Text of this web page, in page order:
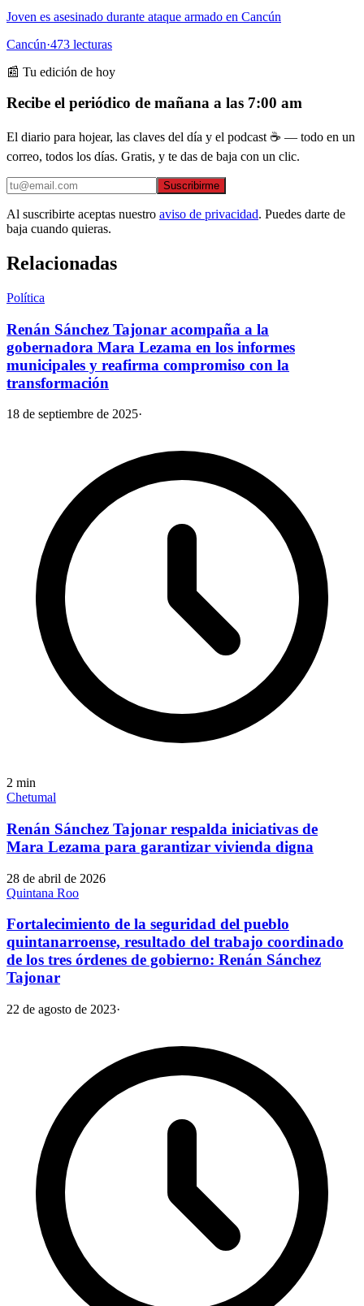
Joven es asesinado durante ataque armado en Cancún
Cancún·473 lecturas
📰 Tu edición de hoy
Recibe el periódico de mañana a las 7:00 am
El diario para hojear, las claves del día y el podcast ☕ — todo en un
correo, todos los días. Gratis, y te das de baja con un clic.
Suscribirme
Al suscribirte aceptas nuestro aviso de privacidad. Puedes darte de
baja cuando quieras.
Relacionadas
Política
Renán Sánchez Tajonar acompaña a la
gobernadora Mara Lezama en los informes
municipales y reafirma compromiso con la
transformación
18 de septiembre de 2025·
2 min
Chetumal
Renán Sánchez Tajonar respalda iniciativas de
Mara Lezama para garantizar vivienda digna
28 de abril de 2026
Quintana Roo
Fortalecimiento de la seguridad del pueblo
quintanarroense, resultado del trabajo coordinado
de los tres órdenes de gobierno: Renán Sánchez
Tajonar
22 de agosto de 2023·